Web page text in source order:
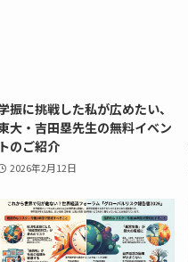
振に挑戦した私が広めたい、
大・吉田塁先生の無料イベン
トのご紹介
2026年2月12日